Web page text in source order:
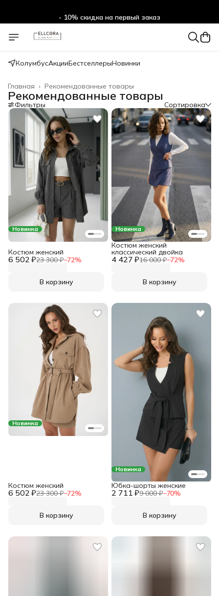
КолумбусАкцииБестселлерыНовинки
Рекомендованные товары
Главная ›
Рекомендованные товары
Фильтры Сортировка
Новинка
6 502 ₽23 300 ₽−72%
Костюм женский
В корзину
Новинка
4 427 ₽16 000 ₽−72%
Костюм женский
классический двойка
В корзину
Новинка
6 502 ₽23 300 ₽−72%
Костюм женский
В корзину
Новинка
2 711 ₽9 000 ₽−70%
Юбка-шорты женские
В корзину